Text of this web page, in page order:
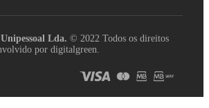
Lda. © 2022 Todos os direitos
por digitalgreen.